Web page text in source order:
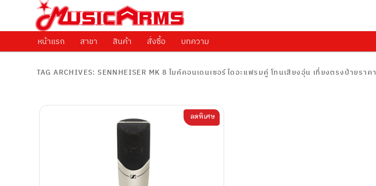
Music Arms
ศูนย์รวมครื่องดนตรีทุกชนิด ตั้งแต่เริ่มต้นถึงมืออาชีพ
Skip to primary content
Skip to secondary content
หน้าแรก สาขา สินค้า สั่งซื้อ บทความ
TAG ARCHIVES:SENNHEISER MK 8 ไมค์คอนเดนเซอร์ไดอะแฟรมคู่ โทนเสียงอุ่น เที่ยงตรงป้ายราคา
ลดพิเศษ